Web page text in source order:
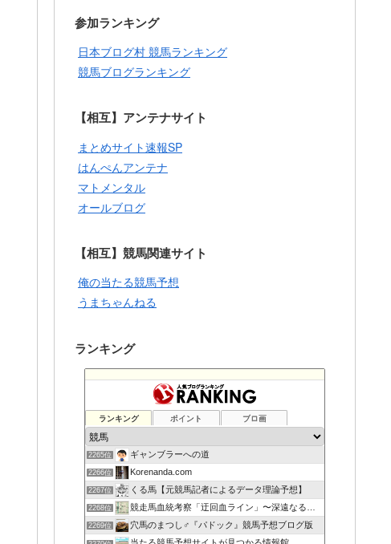
参加ランキング
日本ブログ村 競馬ランキング
競馬ブログランキング
【相互】アンテナサイト
まとめサイト速報SP
はんぺんアンテナ
マトメンタル
オールブログ
【相互】競馬関連サイト
俺の当たる競馬予想
うまちゃんねる
ランキング
ランキング ポイント ブロ画
2265位 ギャンブラーへの道
2266位 Korenanda.com
2267位 くる馬【元競馬記者によるデータ理論予想】
2268位 競走馬血統考察「迂回血ライン」〜深遠なる血の連鎖〜
2269位 穴馬のまつし♂『パドック』競馬予想ブログ版